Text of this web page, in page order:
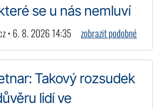
se u nás nemluví
• 6. 8. 2026 14:35 zobrazit podobné
Takový rozsudek
lidí ve